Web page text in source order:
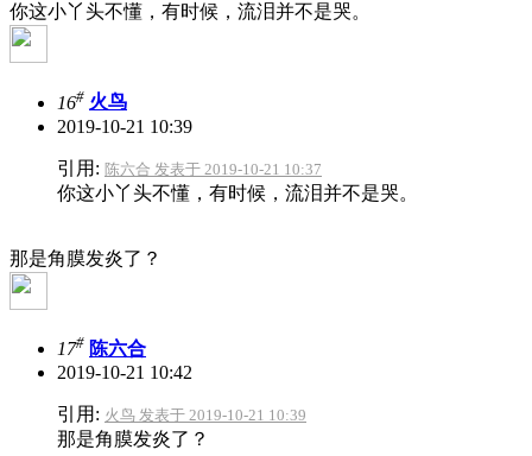
你这小丫头不懂，有时候，流泪并不是哭。
16# 火鸟
2019-10-21 10:39
引用: 陈六合 发表于 2019-10-21 10:37
你这小丫头不懂，有时候，流泪并不是哭。
那是角膜发炎了？
17# 陈六合
2019-10-21 10:42
引用: 火鸟 发表于 2019-10-21 10:39
那是角膜发炎了？